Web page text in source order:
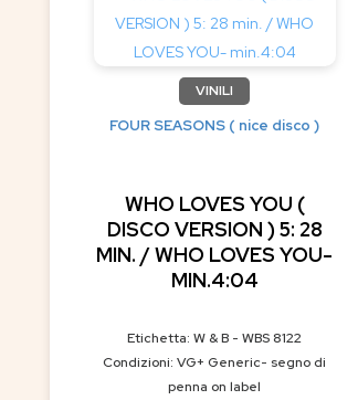
VINILI
FOUR SEASONS ( nice disco )
WHO LOVES YOU (
DISCO VERSION ) 5: 28
MIN. / WHO LOVES YOU-
MIN.4:04
Etichetta: W & B - WBS 8122
Condizioni: VG+ Generic- segno di
penna on label